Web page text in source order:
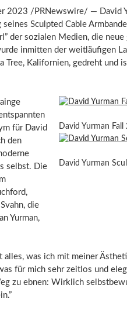
2023 /PRNewswire/ — David
Sculpted Cable
der sozialen Medien, die
inmitten der weitläufigen
Tree, Kalifornien, gedreht und
David Yurman
David Yurman
für David
den
selbst. Die
,
, die
Yurman,
alles, was ich mit meiner
für mich sehr zeitlos und
zu ebnen: Wirklich